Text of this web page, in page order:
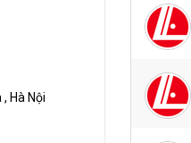
Hà Nội